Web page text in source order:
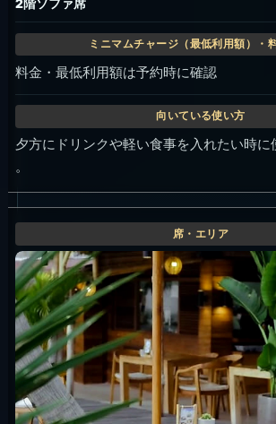
2階ソファ席
料金・最低利用額は予約時に確認
夕方にドリンクや軽い食事を入れたい時に
。